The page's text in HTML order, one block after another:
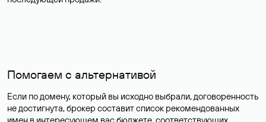
Помогаем с альтернативой
Если по домену, который вы исходно выбрали, договоренность
не достигнута, брокер составит список рекомендованных